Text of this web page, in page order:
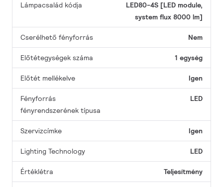
Lámpacsalád kódja
LED80-4S [LED module,
system flux 8000 lm]
Cserélhető fényforrás Nem
Előtétegységek száma 1 egység
Előtét mellékelve Igen
Fényforrás
fényrendszerének típusa
LED
Szervizcímke Igen
Lighting Technology LED
Értéklétra Teljesítmény